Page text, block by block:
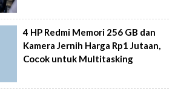
4 HP Redmi Memori 256 GB dan
Kamera Jernih Harga Rp1 Jutaan,
Cocok untuk Multitasking